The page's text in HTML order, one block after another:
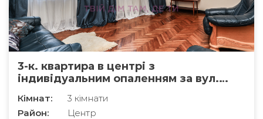
3-к. квартира в центрі з
індивідуальним опаленням за вул.
Кімнат:
3 кімнати
Район:
Центр